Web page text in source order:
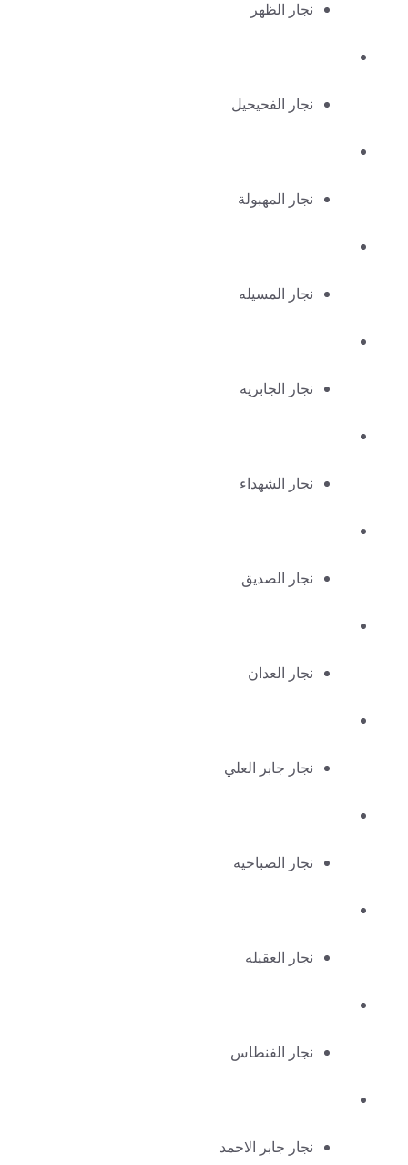
نجار الظهر
نجار الفحيحيل
نجار المهبولة
نجار المسيله
نجار الجابريه
نجار الشهداء
نجار الصديق
نجار العدان
نجار جابر العلي
نجار الصباحيه
نجار العقيله
نجار الفنطاس
نجار جابر الاحمد